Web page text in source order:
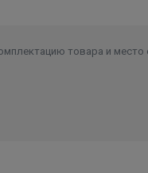
товара и место